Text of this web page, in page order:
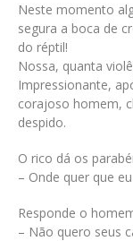
Neste momento
segura a boca de
do réptil!
Nossa, quanta
Impressionante,
corajoso homem,
despido.
O rico dá os
– Onde quer que
Responde o
– Não quero seus